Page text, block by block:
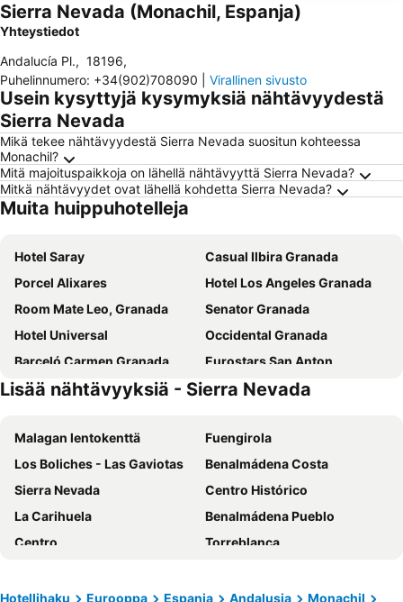
Sierra Nevada (Monachil, Espanja)
Yhteystiedot
Andalucía Pl., 18196,
Puhelinnumero: +34(902)708090 Virallinen sivusto
Usein kysyttyjä kysymyksiä nähtävyydestä
Sierra Nevada
Mikä tekee nähtävyydestä Sierra Nevada suositun kohteessa
Monachil?
Mitä majoituspaikkoja on lähellä nähtävyyttä Sierra Nevada?
Mitkä nähtävyydet ovat lähellä kohdetta Sierra Nevada?
Muita huippuhotelleja
Hotel Saray
Casual Ilbira Granada
Porcel Alixares
Hotel Los Angeles Granada
Room Mate Leo, Granada
Senator Granada
Hotel Universal
Occidental Granada
Barceló Carmen Granada
Eurostars San Anton
Hotel Inglaterra
Palacio de Santa Inés
Sercotel Palacio de los Gamboa
Eurostars Puerta Real
Hotel GHM Monachil
Áurea Washington Irving
Hotel Granada Palace, Affiliated by Meliá
Hotel Boutique Puerta de las Granadas
Hotel Comfort Dauro 2
The Mountains Hotel
Meliá Sierra Nevada
Hotel Macià Monasterio de los Basilios
Hotel Monjas del Carmen
Meliá Granada
Lisää nähtävyyksiä - Sierra Nevada
Malagan lentokenttä
Fuengirola
Los Boliches - Las Gaviotas
Benalmádena Costa
Sierra Nevada
Centro Histórico
La Carihuela
Benalmádena Pueblo
Centro
Torreblanca
Puerto Banús
Playa de la Malagueta
Hotellihaku Eurooppa Espanja Andalusia
Monachil